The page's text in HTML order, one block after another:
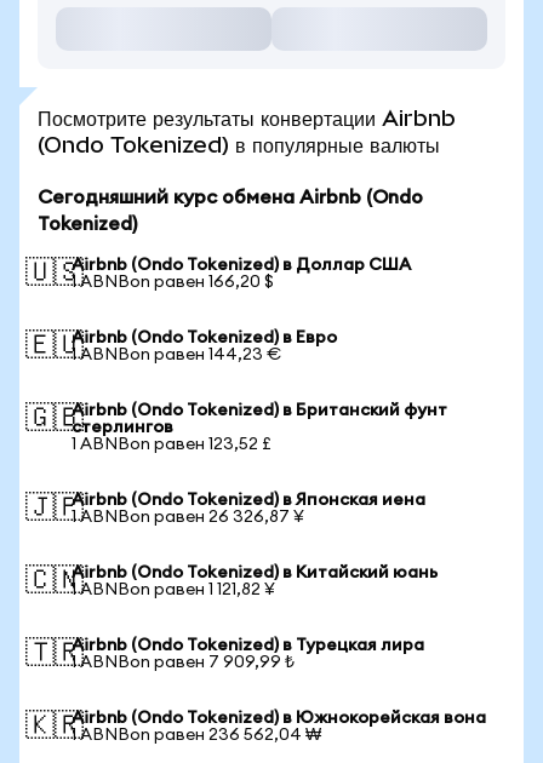
Посмотрите результаты конвертации Airbnb
(Ondo Tokenized) в популярные валюты
Сегодняшний курс обмена Airbnb (Ondo
Tokenized)
🇺🇸Airbnb (Ondo Tokenized) в Доллар США
1 ABNBon равен 166,20 $
🇪🇺Airbnb (Ondo Tokenized) в Евро
1 ABNBon равен 144,23 €
🇬🇧Airbnb (Ondo Tokenized) в Британский фунт
стерлингов
1 ABNBon равен 123,52 £
🇯🇵Airbnb (Ondo Tokenized) в Японская иена
1 ABNBon равен 26 326,87 ¥
🇨🇳Airbnb (Ondo Tokenized) в Китайский юань
1 ABNBon равен 1 121,82 ¥
🇹🇷Airbnb (Ondo Tokenized) в Турецкая лира
1 ABNBon равен 7 909,99 ₺
🇰🇷Airbnb (Ondo Tokenized) в Южнокорейская вона
1 ABNBon равен 236 562,04 ₩